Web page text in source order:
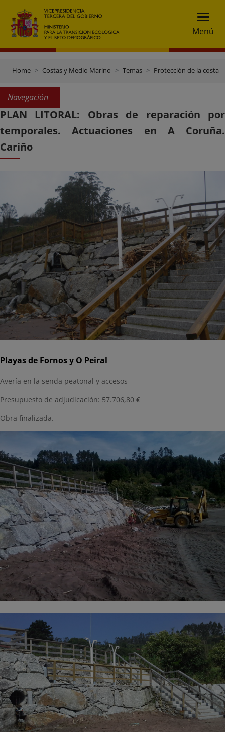
Menú
Home Costas y Medio Marino Temas Protección de la costa
Navegación
PLAN LITORAL: Obras de reparación por
temporales. Actuaciones en A Coruña.
Cariño
Playas de Fornos y O Peiral
Avería en la senda peatonal y accesos
Presupuesto de adjudicación: 57.706,80 €
Obra finalizada.